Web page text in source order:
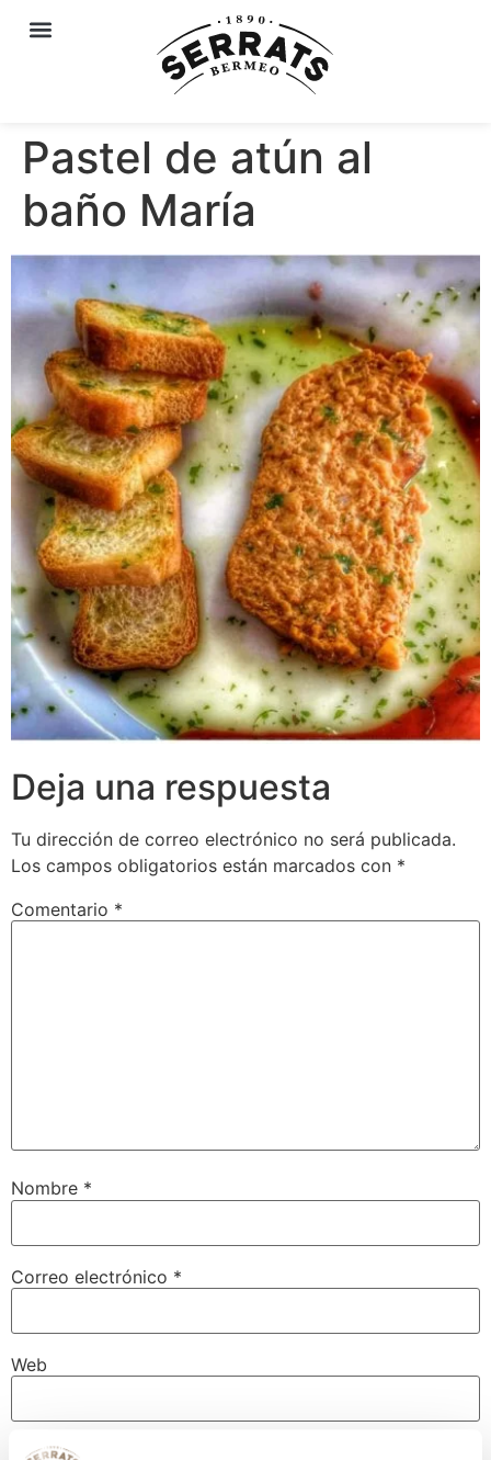
Pastel de atún al
baño María
Deja una respuesta
Tu dirección de correo electrónico no será publicada.
Los campos obligatorios están marcados con *
Comentario *
Nombre *
Correo electrónico *
Web